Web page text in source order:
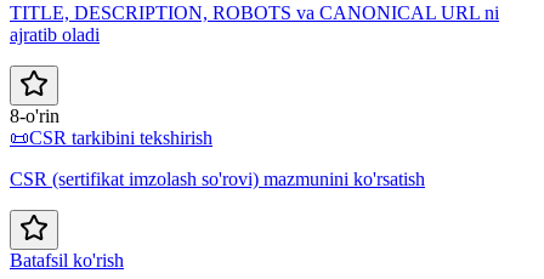
TITLE, DESCRIPTION, ROBOTS va CANONICAL URL ni
ajratib oladi
8-o'rin
📜CSR tarkibini tekshirish
CSR (sertifikat imzolash so'rovi) mazmunini ko'rsatish
Batafsil ko'rish